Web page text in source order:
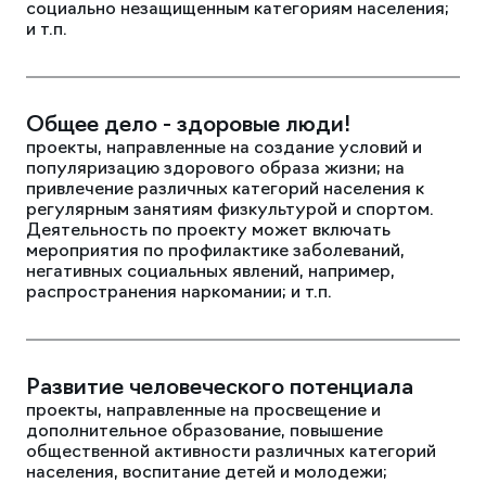
социально незащищенным категориям населения;
и т.п.
Общее дело - здоровые люди!
проекты, направленные на создание условий и
популяризацию здорового образа жизни; на
привлечение различных категорий населения к
регулярным занятиям физкультурой и спортом.
Деятельность по проекту может включать
мероприятия по профилактике заболеваний,
негативных социальных явлений, например,
распространения наркомании; и т.п.
Развитие человеческого потенциала
проекты, направленные на просвещение и
дополнительное образование, повышение
общественной активности различных категорий
населения, воспитание детей и молодежи;